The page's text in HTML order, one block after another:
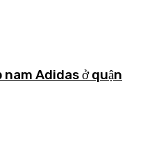
Adidas ở quận